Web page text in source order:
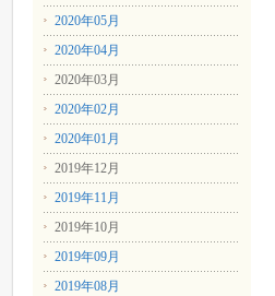
2020年05月
2020年04月
2020年03月
2020年02月
2020年01月
2019年12月
2019年11月
2019年10月
2019年09月
2019年08月